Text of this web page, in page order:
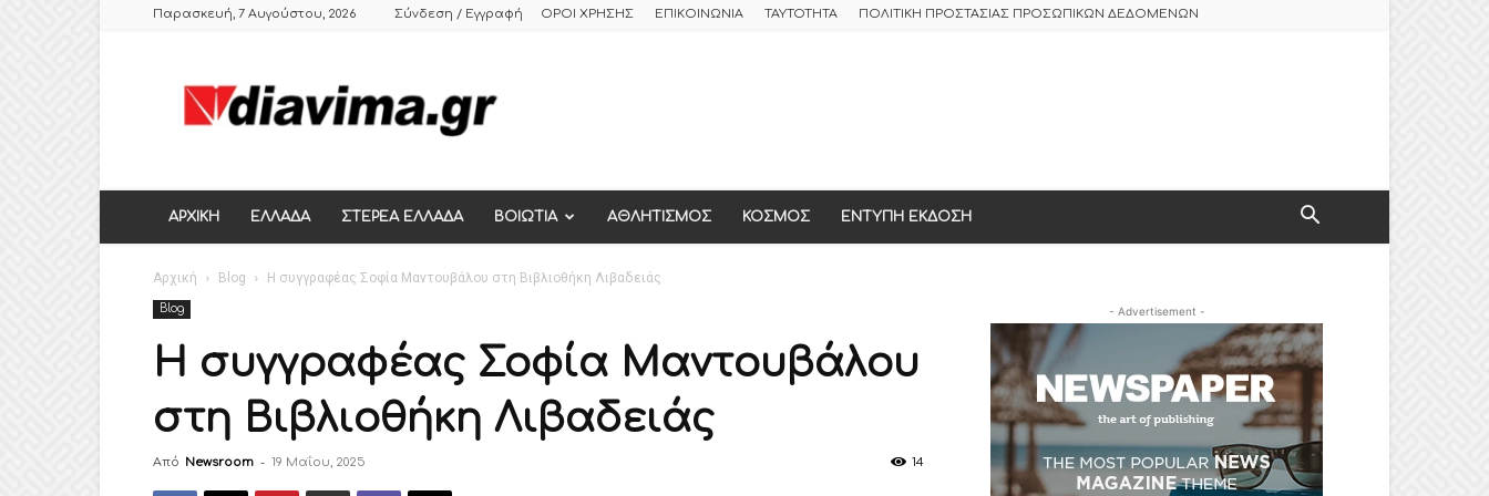
Παρασκευή, 7 Αυγούστου, 2026 Σύνδεση / Εγγραφή ΟΡΟΙ ΧΡΗΣΗΣ ΕΠΙΚΟΙΝΩΝΙΑ ΤΑΥΤΟΤΗΤΑ ΠΟΛΙΤΙΚΗ ΠΡΟΣΤΑΣΙΑΣ ΠΡΟΣΩΠΙΚΩΝ ΔΕΔΟΜΕΝΩΝ
ΕΒΔΟΜΑΔΙΑΙΑ
ΠΟΛΙΤΙΚΗ
ΕΛΛΑΔΑΣ,
ΘΗΒΑ
ΑΡΧΙΚΗ ΕΛΛΑΔΑ ΣΤΕΡΕΑ ΕΛΛΑΔΑ ΒΟΙΩΤΙΑ ΑΘΛΗΤΙΣΜΟΣ ΚΟΣΜΟΣ ΕΝΤΥΠΗ ΕΚΔΟΣΗ
Αρχική Blog Η συγγραφέας Σοφία Μαντουβάλου στη Βιβλιοθήκη Λιβαδειάς
Blog
Η συγγραφέας Σοφία Μαντουβάλου
στη Βιβλιοθήκη Λιβαδειάς
Από Newsroom - 19 Μαΐου, 2025 14
- Advertisement -